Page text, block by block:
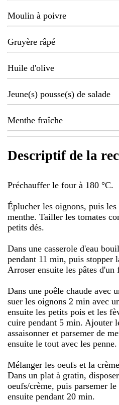
Moulin à poivre
Gruyère râpé
Huile d'olive
Jeune(s) pousse(s) de salade
Menthe fraîche
Descriptif de la
Préchauffer le four à 180 °C.
Éplucher les oignons, puis
menthe. Tailler les tomates
petits dés.
Dans une casserole d'eau
pendant 11 min, puis stopper
Arroser ensuite les pâtes
Dans une poêle chaude
suer les oignons 2 min avec
ensuite les petits pois et les
cuire pendant 5 min. Ajouter
assaisonner et parsemer de
ensuite le tout avec les penne.
Mélanger les oeufs et la
Dans un plat à gratin,
oeufs/crème, puis parsemer
ensuite pendant 20 min.